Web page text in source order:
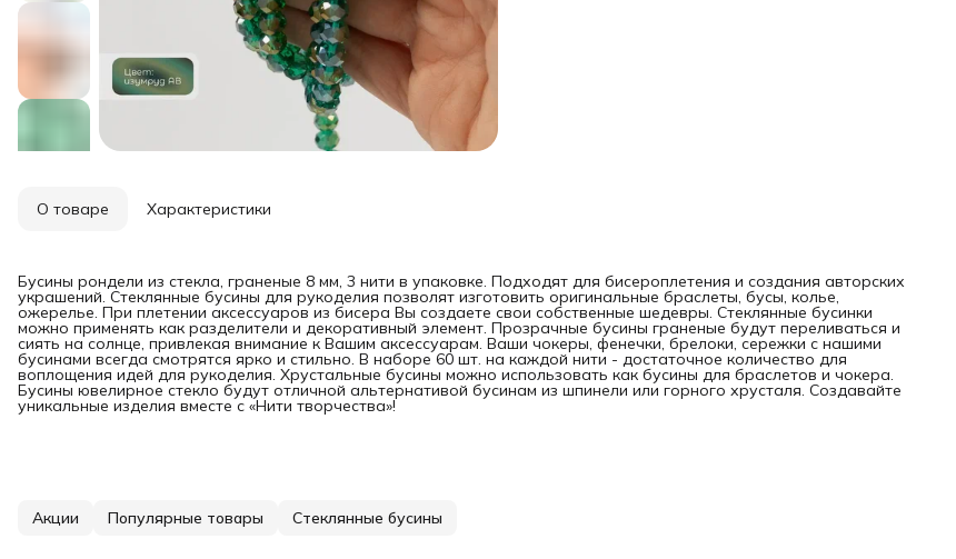
О товаре Характеристики
Бусины рондели из стекла, граненые 8 мм, 3 нити в упаковке. Подходят для бисероплетения и создания авторских
украшений. Стеклянные бусины для рукоделия позволят изготовить оригинальные браслеты, бусы, колье,
ожерелье. При плетении аксессуаров из бисера Вы создаете свои собственные шедевры. Стеклянные бусинки
можно применять как разделители и декоративный элемент. Прозрачные бусины граненые будут переливаться и
сиять на солнце, привлекая внимание к Вашим аксессуарам. Ваши чокеры, фенечки, брелоки, сережки с нашими
бусинами всегда смотрятся ярко и стильно. В наборе 60 шт. на каждой нити - достаточное количество для
воплощения идей для рукоделия. Хрустальные бусины можно использовать как бусины для браслетов и чокера.
Бусины ювелирное стекло будут отличной альтернативой бусинам из шпинели или горного хрусталя. Создавайте
уникальные изделия вместе с «Нити творчества»!
Акции Популярные товары Стеклянные бусины